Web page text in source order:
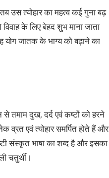
उस त्योहार का महत्व कई गुना बढ़
के लिए बेहद शुभ माना जाता
योग जातक के भाग्य को बढ़ाने का
तमाम दुख, दर्द एवं कष्टों को हरने
व्रत एवं त्योहार समर्पित होते हैं और
संस्कृत भाषा का शब्द है और इसका
चतुर्थी।